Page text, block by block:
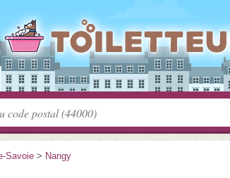
Savoie > Nangy